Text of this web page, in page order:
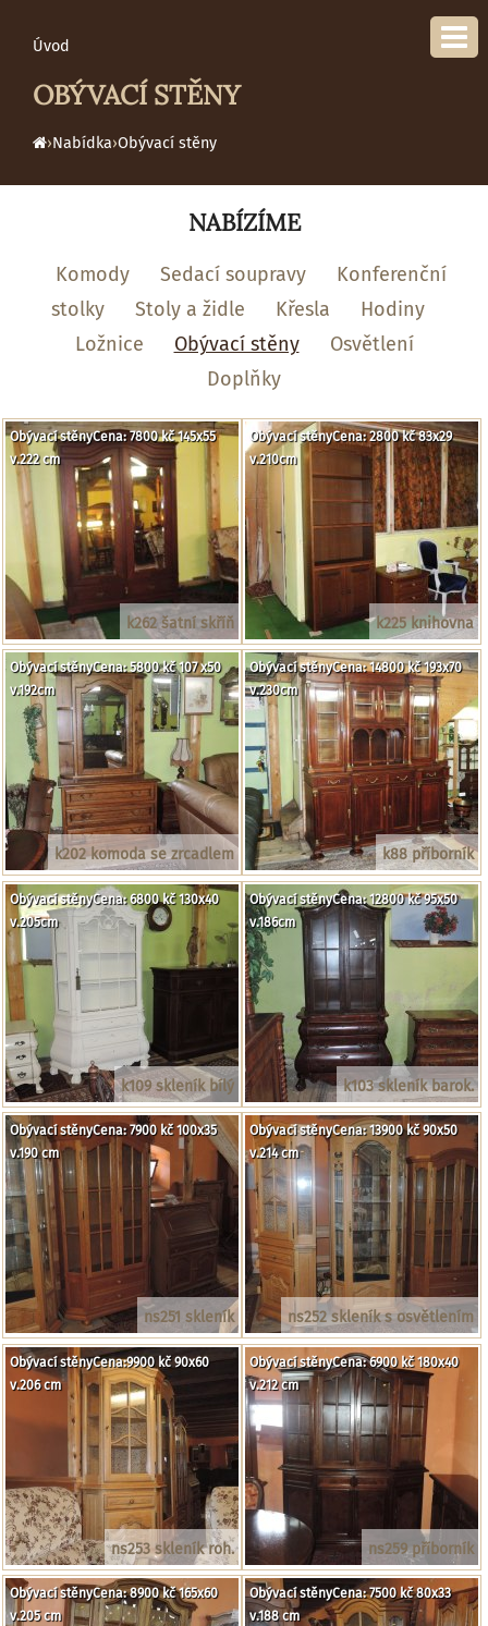
Úvod
OBÝVACÍ STĚNY
›Nabídka›Obývací stěny
NABÍZÍME
Komody Sedací soupravy
Konferenční
stolky
Stoly a židle Křesla
Hodiny
Ložnice
Obývací stěny
Osvětlení
Doplňky
k262 šatní skříň
Obývací stěnyCena: 7800 kč 145x55
v.222 cm
k225 knihovna
Obývací stěnyCena: 2800 kč 83x29
v.210cm
k202 komoda se zrcadlem
Obývací stěnyCena: 5800 kč 107 x50
v.192cm
k88 příborník
Obývací stěnyCena: 14800 kč 193x70
v.230cm
k109 skleník bílý
Obývací stěnyCena: 6800 kč 130x40
v.205cm
k103 skleník barok.
Obývací stěnyCena: 12800 kč 95x50
v.186cm
ns251 skleník
Obývací stěnyCena: 7900 kč 100x35
v.190 cm
ns252 skleník s osvětlením
Obývací stěnyCena: 13900 kč 90x50
v.214 cm
ns253 skleník roh.
Obývací stěnyCena:9900 kč 90x60
v.206 cm
ns259 příborník
Obývací stěnyCena: 6900 kč 180x40
v.212 cm
Obývací stěnyCena: 8900 kč 165x60
v.205 cm
Obývací stěnyCena: 7500 kč 80x33
v.188 cm